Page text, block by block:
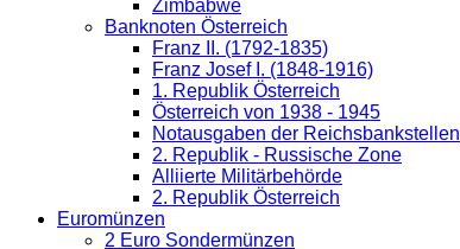
Zimbabwe
Banknoten Österreich
Franz II. (1792-1835)
Franz Josef I. (1848-1916)
1. Republik Österreich
Österreich von 1938 - 1945
Notausgaben der Reichsbankstellen
2. Republik - Russische Zone
Alliierte Militärbehörde
2. Republik Österreich
Euromünzen
2 Euro Sondermünzen